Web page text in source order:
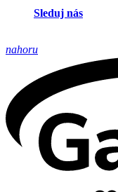
Sleduj nás
nahoru